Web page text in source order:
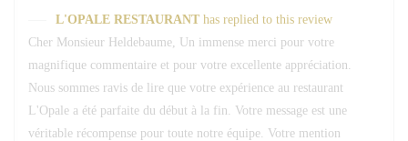
L'OPALE RESTAURANT has replied to this review
Cher Monsieur Heldebaume, Un immense merci pour votre
magnifique commentaire et pour votre excellente appréciation.
Nous sommes ravis de lire que votre expérience au restaurant
L'Opale a été parfaite du début à la fin. Votre message est une
véritable récompense pour toute notre équipe. Votre mention